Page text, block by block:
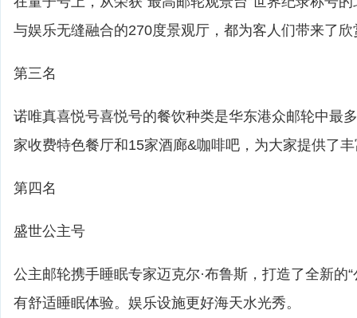
与娱乐无缝融合的270度景观厅，都为客人们带来了
第三名
诺唯真喜悦号喜悦号的餐饮种类是华东港众邮轮中最
家收费特色餐厅和15家酒廊&咖啡吧，为大家提供了
第四名
盛世公主号
公主邮轮携手睡眠专家迈克尔·布鲁斯，打造了全新的
有舒适睡眠体验。娱乐设施更好海天水光秀。